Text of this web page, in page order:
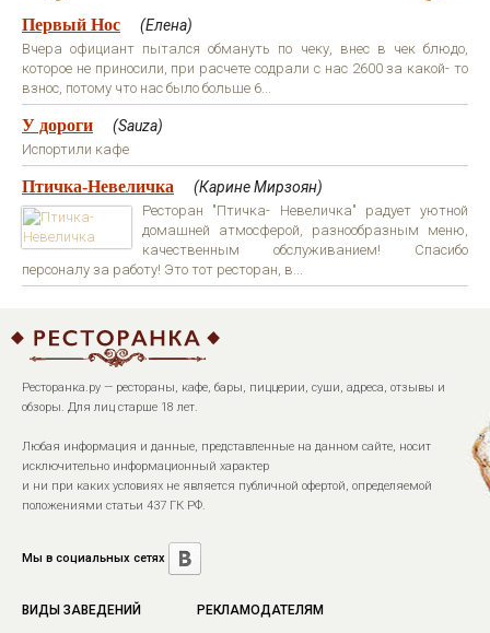
Первый Нос (Елена)
Вчера официант пытался обмануть по чеку, внес в чек блюдо,
которое не приносили, при расчете содрали с нас 2600 за какой- то
взнос, потому что нас было больше 6...
У дороги (Sauza)
Испортили кафе
Птичка-Невеличка (Карине Мирзоян)
Ресторан "Птичка- Невеличка" радует уютной
домашней атмосферой, разнообразным меню,
качественным обслуживанием! Спасибо
персоналу за работу! Это тот ресторан, в...
Ресторанка.ру — рестораны, кафе, бары, пиццерии, суши, адреса, отзывы и
обзоры. Для лиц старше 18 лет.
Любая информация и данные, представленные на данном сайте, носит
исключительно информационный характер
и ни при каких условиях не является публичной офертой, определяемой
положениями статьи 437 ГК РФ.
Мы в социальных сетях
ВИДЫ ЗАВЕДЕНИЙ РЕКЛАМОДАТЕЛЯМ